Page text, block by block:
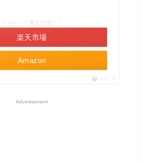
Amazon
＼ポイント最大11倍！／
楽天市場
ポチップ
Advertisement